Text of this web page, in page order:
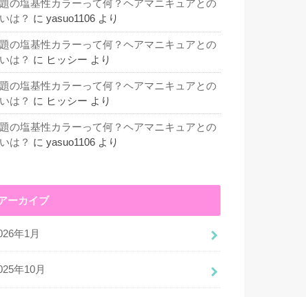
の塩基性カラーって何？ヘアマニキュアとの
は？ に yasuo1106 より
の塩基性カラーって何？ヘアマニキュアとの
は？ に ヒッシー より
の塩基性カラーって何？ヘアマニキュアとの
は？ に ヒッシー より
の塩基性カラーって何？ヘアマニキュアとの
は？ に yasuo1106 より
ーカイブ
年1月
年10月